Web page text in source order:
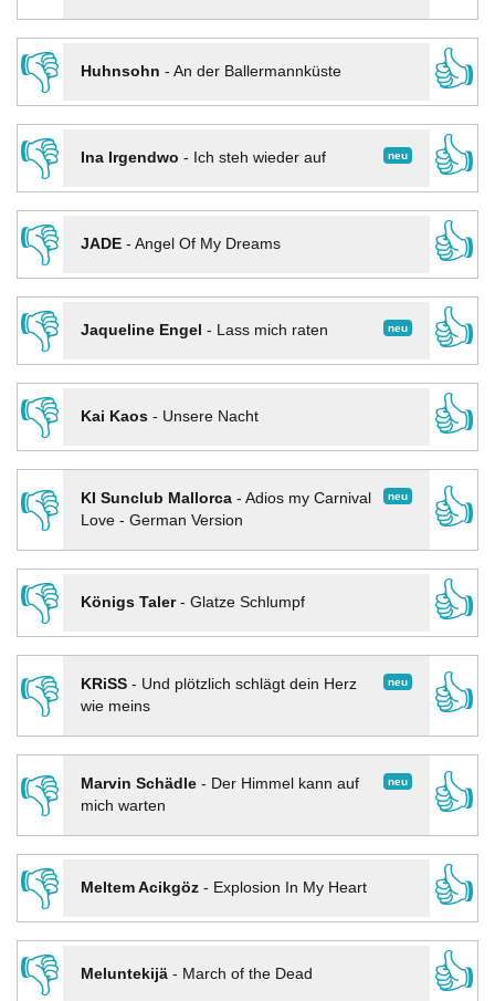
👎
Huhnsohn - An der Ballermannküste
👍
👎
neu
Ina Irgendwo - Ich steh wieder auf
👍
👎
JADE- Angel Of My Dreams
👍
👎
neu
Jaqueline Engel - Lass mich raten
👍
👎
Kai Kaos- Unsere Nacht
👍
👎
neu
KI Sunclub Mallorca- Adios my Carnival
Love - German Version
👍
👎
Königs Taler- Glatze Schlumpf
👍
👎
neu
KRiSS- Und plötzlich schlägt dein Herz
wie meins
👍
👎 neu
Marvin Schädle- Der Himmel kann auf
mich warten
👍
👎
Meltem Acikgöz- Explosion In My Heart
👍
👎
Meluntekijä- March of the Dead
👍